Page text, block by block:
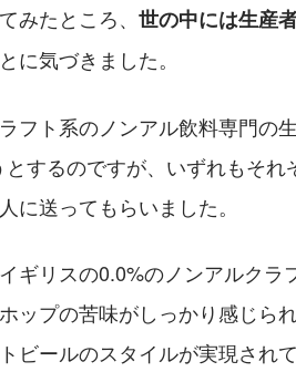
みたところ、 世の中には生産
に気づきました。
フト系のノンアル飲料専門の
するのですが、いずれもそれ
に送ってもらいました。
ギリスの0.0%のノンアルクラ
ップの苦味がしっかり感じら
ビールのスタイルが実現され